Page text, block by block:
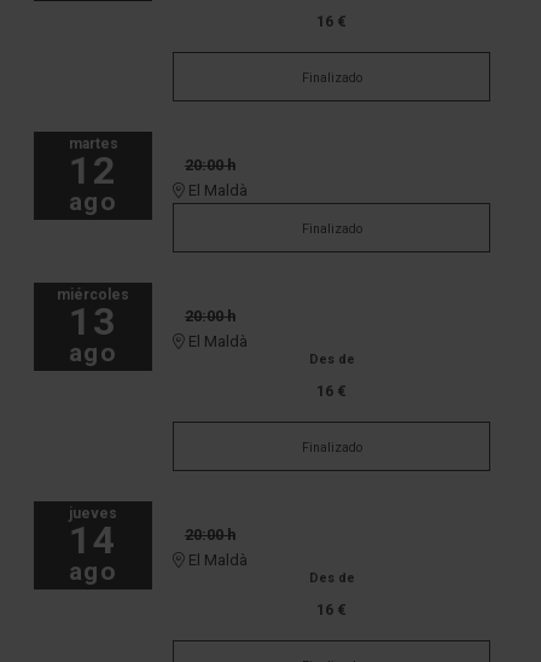
16 €
Finalizado
martes
12
ago
20:00 h
El Maldà
Finalizado
miércoles
13
ago
20:00 h
El Maldà
Des de
16 €
Finalizado
jueves
14
ago
20:00 h
El Maldà
Des de
16 €